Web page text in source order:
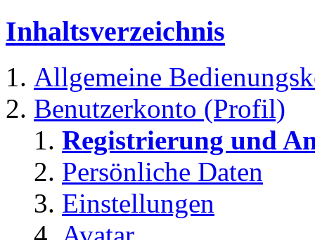
Inhaltsverzeichnis
Allgemeine
Benutzerkonto (Profil)
Registrierung und
Persönliche Daten
Einstellungen